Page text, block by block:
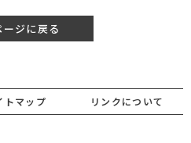
ージに戻る
トマップ リンクについて